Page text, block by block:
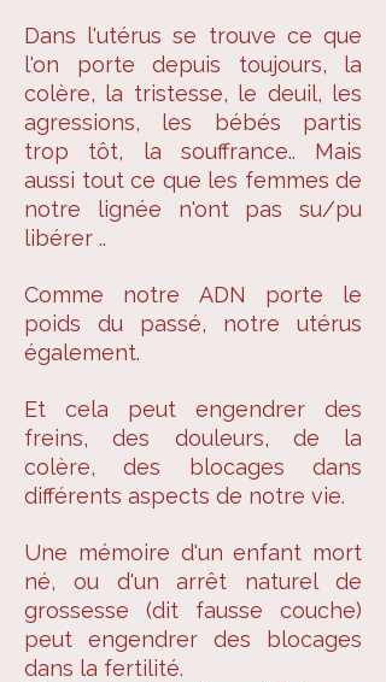
Dans l'utérus se trouve ce que
l'on porte depuis toujours, la
colère, la tristesse, le deuil, les
agressions, les bébés partis
trop tôt, la souffrance.. Mais
aussi tout ce que les femmes de
notre lignée n'ont pas su/pu
libérer ..
Comme notre ADN porte le
poids du passé, notre utérus
également.
Et cela peut engendrer des
freins, des douleurs, de la
colère, des blocages dans
différents aspects de notre vie.
Une mémoire d'un enfant mort
né, ou d'un arrêt naturel de
grossesse (dit fausse couche)
peut engendrer des blocages
dans la fertilité.